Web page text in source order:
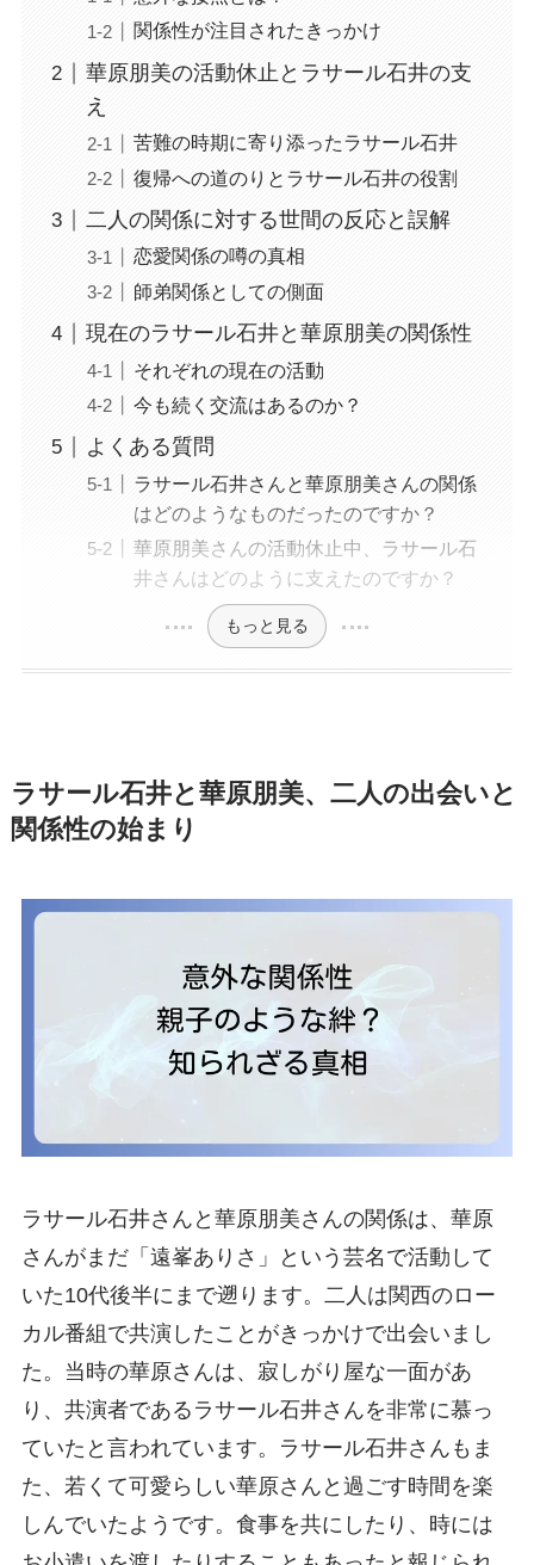
関係性が注目されたきっかけ
華原朋美の活動休止とラサール石井の支
え
苦難の時期に寄り添ったラサール石井
復帰への道のりとラサール石井の役割
二人の関係に対する世間の反応と誤解
恋愛関係の噂の真相
師弟関係としての側面
現在のラサール石井と華原朋美の関係性
それぞれの現在の活動
今も続く交流はあるのか？
よくある質問
ラサール石井さんと華原朋美さんの関係
はどのようなものだったのですか？
華原朋美さんの活動休止中、ラサール石
井さんはどのように支えたのですか？
もっと見る
ラサール石井と華原朋美、二人の出会いと
関係性の始まり
ラサール石井さんと華原朋美さんの関係は、華原
さんがまだ「遠峯ありさ」という芸名で活動して
いた10代後半にまで遡ります。二人は関西のロー
カル番組で共演したことがきっかけで出会いまし
た。当時の華原さんは、寂しがり屋な一面があ
り、共演者であるラサール石井さんを非常に慕っ
ていたと言われています。ラサール石井さんもま
た、若くて可愛らしい華原さんと過ごす時間を楽
しんでいたようです。食事を共にしたり、時には